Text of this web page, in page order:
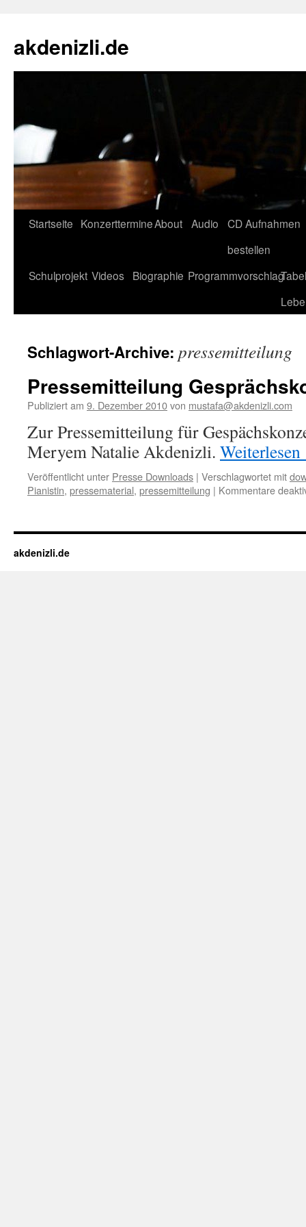
akdenizli.de
Zum
springen
Startseite KonzerttermineAbout Audio
CD Aufnahmen
bestellen
Schulprojekt Videos Biographie Programmvorschlag
Schlagwort-Archive: pressemitteilung
Pressemitteilung
Publiziert am 9. Dezember 2010von mustafa@akdenizli.com
Zur Pressemitteilung für
Meryem Natalie Akdenizli. Weiterlesen
Veröffentlicht unter Presse Downloads | Verschlagwortet mit
Pianistin, pressematerial, pressemitteilung | Kommentare
akdenizli.de